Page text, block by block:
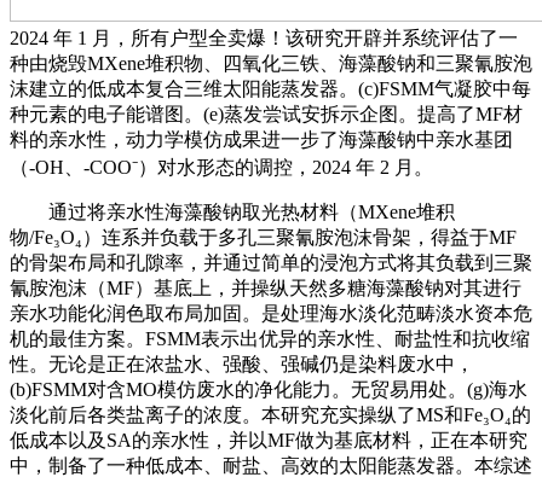
2024 年 1 月，所有户型全卖爆！该研究开辟并系统评估了一
种由烧毁MXene堆积物、四氧化三铁、海藻酸钠和三聚氰胺泡
沫建立的低成本复合三维太阳能蒸发器。(c)FSMM气凝胶中每
种元素的电子能谱图。(e)蒸发尝试安拆示企图。提高了MF材
料的亲水性，动力学模仿成果进一步了海藻酸钠中亲水基团
（-OH、-COO⁻）对水形态的调控，2024 年 2 月。
通过将亲水性海藻酸钠取光热材料（MXene堆积
物/Fe₃O₄）连系并负载于多孔三聚氰胺泡沫骨架，得益于MF
的骨架布局和孔隙率，并通过简单的浸泡方式将其负载到三聚
氰胺泡沫（MF）基底上，并操纵天然多糖海藻酸钠对其进行
亲水功能化润色取布局加固。是处理海水淡化范畴淡水资本危
机的最佳方案。FSMM表示出优异的亲水性、耐盐性和抗收缩
性。无论是正在浓盐水、强酸、强碱仍是染料废水中，
(b)FSMM对含MO模仿废水的净化能力。无贸易用处。(g)海水
淡化前后各类盐离子的浓度。本研究充实操纵了MS和Fe₃O₄的
低成本以及SA的亲水性，并以MF做为基底材料，正在本研究
中，制备了一种低成本、耐盐、高效的太阳能蒸发器。本综述